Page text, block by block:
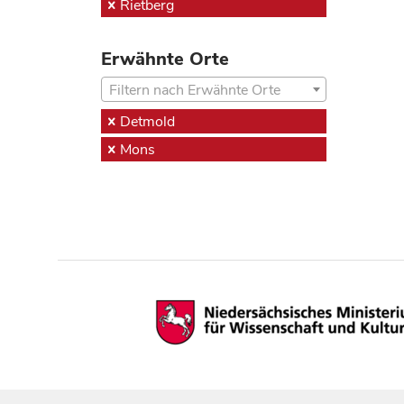
Rietberg
Erwähnte Orte
Filtern nach Erwähnte Orte
Detmold
Mons